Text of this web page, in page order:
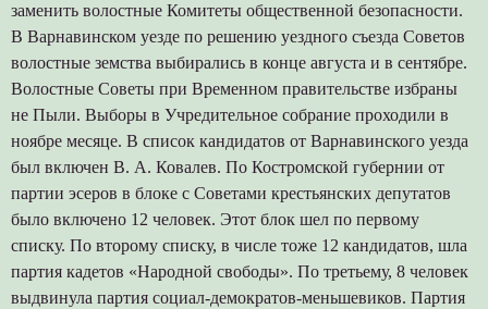
заменить волостные Комитеты общественной безопасности.
В Варнавинском уезде по решению уездного съезда Советов
волостные земства выбирались в конце августа и в сентябре.
Волостные Советы при Временном правительстве избраны
не Пыли. Выборы в Учредительное собрание проходили в
ноябре месяце. В список кандидатов от Варнавинского уезда
был включен В. А. Ковалев. По Костромской губернии от
партии эсеров в блоке с Советами крестьянских депутатов
было включено 12 человек. Этот блок шел по первому
списку. По второму списку, в числе тоже 12 кандидатов, шла
партия кадетов «Народной свободы». По третьему, 8 человек
выдвинула партия социал-демократов-меньшевиков. Партия